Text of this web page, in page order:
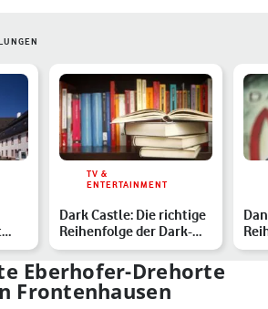
TV &
ENTERTAINMENT
Dark Castle: Die richtige
Reihenfolge der Dark-
Romance-Bücher
Eberhofer-Drehorte
Frontenhausen